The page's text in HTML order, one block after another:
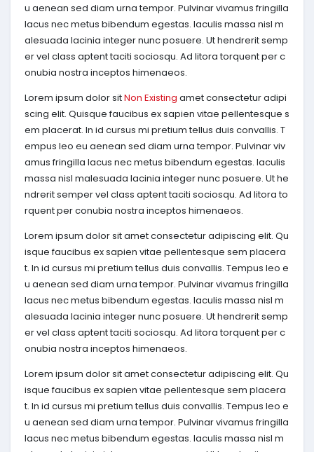
u aenean sed diam urna tempor. Pulvinar vivamus fringilla
lacus nec metus bibendum egestas. Iaculis massa nisl m
alesuada lacinia integer nunc posuere. Ut hendrerit semp
er vel class aptent taciti sociosqu. Ad litora torquent per c
onubia nostra inceptos himenaeos.
Lorem ipsum dolor sitNon Existing amet consectetur adipi
scing elit. Quisque faucibus ex sapien vitae pellentesque s
em placerat. In id cursus mi pretium tellus duis convallis. T
empus leo eu aenean sed diam urna tempor. Pulvinar viv
amus fringilla lacus nec metus bibendum egestas. Iaculis
massa nisl malesuada lacinia integer nunc posuere. Ut he
ndrerit semper vel class aptent taciti sociosqu. Ad litora to
rquent per conubia nostra inceptos himenaeos.
Lorem ipsum dolor sit amet consectetur adipiscing elit. Qu
isque faucibus ex sapien vitae pellentesque sem placera
t. In id cursus mi pretium tellus duis convallis. Tempus leo e
u aenean sed diam urna tempor. Pulvinar vivamus fringilla
lacus nec metus bibendum egestas. Iaculis massa nisl m
alesuada lacinia integer nunc posuere. Ut hendrerit semp
er vel class aptent taciti sociosqu. Ad litora torquent per c
onubia nostra inceptos himenaeos.
Lorem ipsum dolor sit amet consectetur adipiscing elit. Qu
isque faucibus ex sapien vitae pellentesque sem placera
t. In id cursus mi pretium tellus duis convallis. Tempus leo e
u aenean sed diam urna tempor. Pulvinar vivamus fringilla
lacus nec metus bibendum egestas. Iaculis massa nisl m